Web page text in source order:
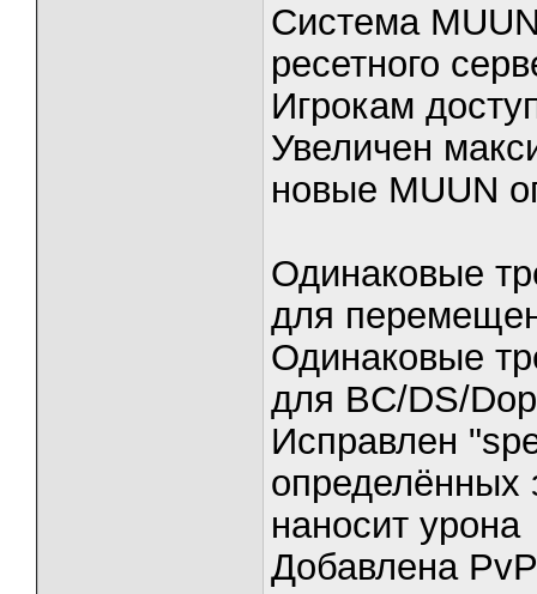
Система
ресетного
Игрокам
Увеличен
новые MUUN
Одинаковые
для
Одинаковые
для BC/DS/
Исправлен
определённых
наносит урона
Добавлена